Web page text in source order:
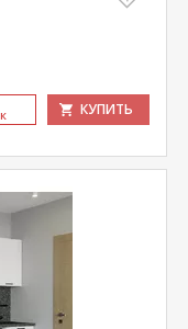
КУПИТЬ